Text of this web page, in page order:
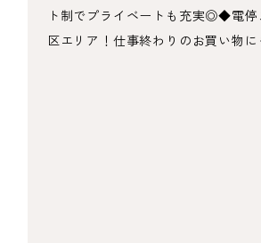
ト制でプライベートも充実◎◆電停
区エリア！仕事終わりのお買い物